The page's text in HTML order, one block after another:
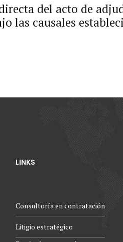
del acto de
las causales
LINKS
Consultoría en contratación
Litigio estratégico